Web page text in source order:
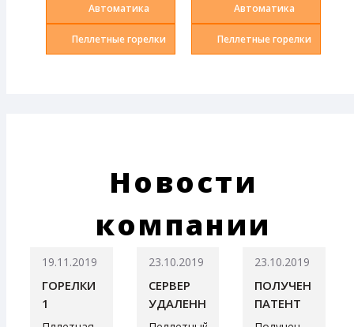
Автоматика
Пеллетные горелки
Автоматика
Пеллетные горелки
Новости
компании
19.11.2019
ГОРЕЛКИ
1
23.10.2019
СЕРВЕР
УДАЛЕННОГО
ДОСТУПА
23.10.2019
ПОЛУЧЕН
ПАТЕНТ
НА